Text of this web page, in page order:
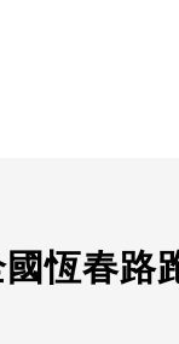
恆春路